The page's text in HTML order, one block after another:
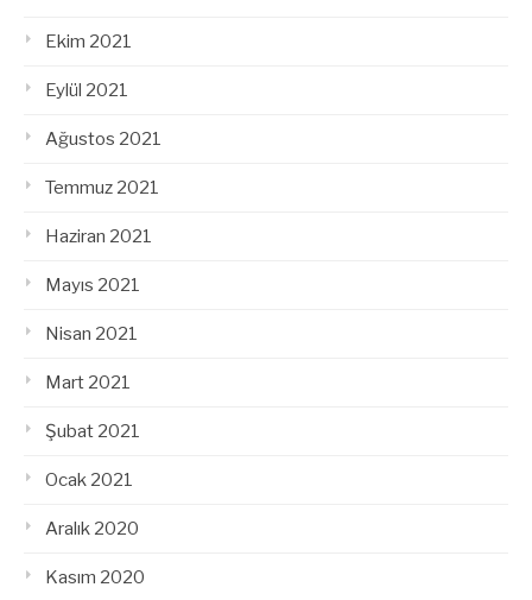
Ekim 2021
Eylül 2021
Ağustos 2021
Temmuz 2021
Haziran 2021
Mayıs 2021
Nisan 2021
Mart 2021
Şubat 2021
Ocak 2021
Aralık 2020
Kasım 2020